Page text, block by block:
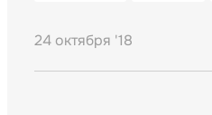
24 октября '18